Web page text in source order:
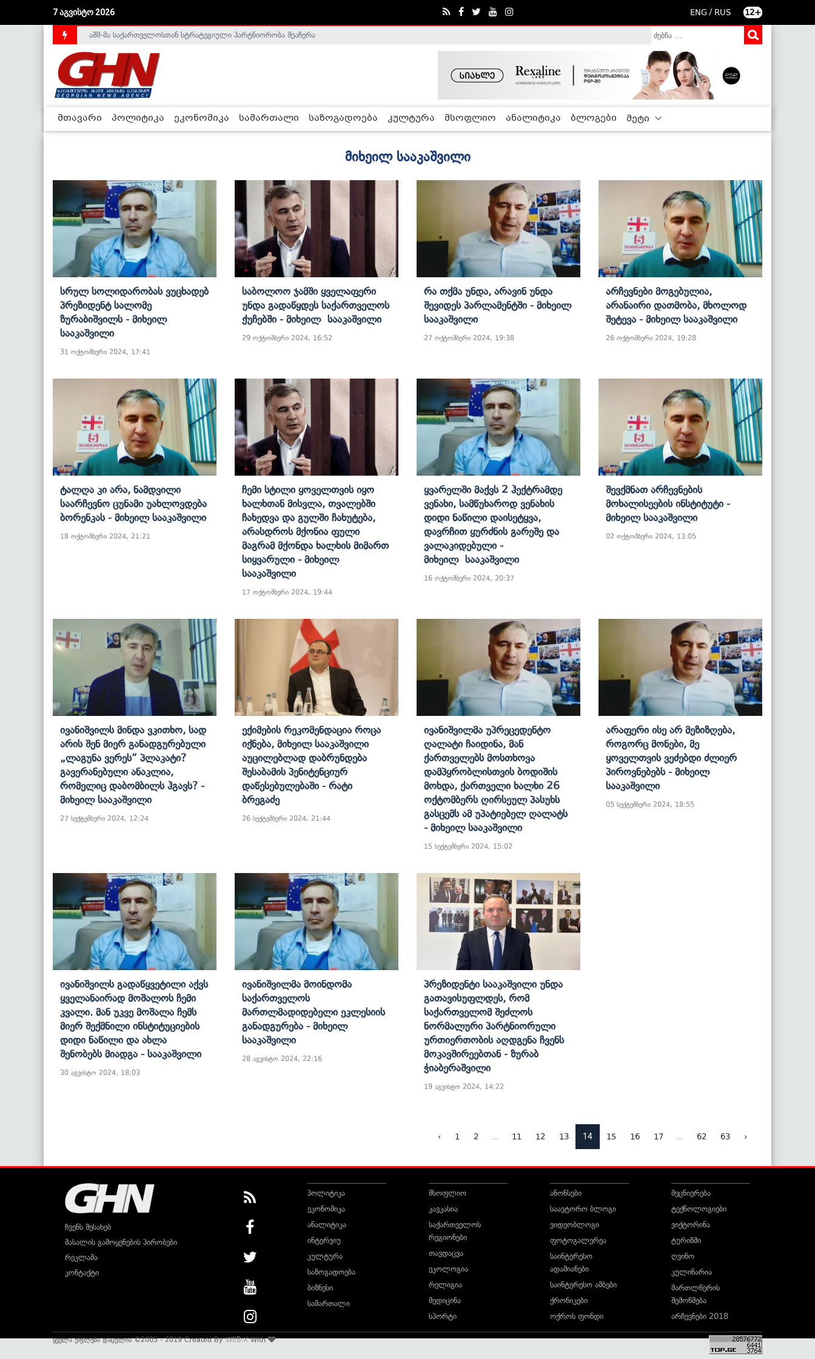
7 აგვისტო 2026 ENG / RUS 12+
საქართველოს დე-ფაქტო მთავრობა არალეგიტიმურია - ჰელსინკის კომისია
აშშ-მა საქართველოსთან სტრატეგიული პარტნიორობა შეაჩერა
მთავარი პოლიტიკა ეკონომიკა სამართალი საზოგადოება კულტურა მსოფლიო ანალიტიკა ბლოგები მეტი
მიხეილ სააკაშვილი
Სრულ Სოლიდარობას Ვუცხადებ
Პრეზიდენტ Სალომე
Ზურაბიშვილს - Მიხეილ
Სააკაშვილი
31 ოქტომბერი 2024, 17:41
Საბოლოო Ჯამში Ყველაფერი
Უნდა Გადაწყდეს Საქართველოს
Ქუჩებში - Მიხეილ Სააკაშვილი
29 ოქტომბერი 2024, 16:52
Რა Თქმა Უნდა, Არავინ Უნდა
Შევიდეს Პარლამენტში - Მიხეილ
Სააკაშვილი
27 ოქტომბერი 2024, 19:38
Არჩევნები Მოგებულია,
Არანაირი Დათმობა, Მხოლოდ
Შეტევა - Მიხეილ Სააკაშვილი
26 ოქტომბერი 2024, 19:28
Ტალღა Კი Არა, Ნამდვილი
Საარჩევნო Ცუნამი Უახლოვდება
Ბორენკას - Მიხეილ Სააკაშვილი
18 ოქტომბერი 2024, 21:21
Ჩემი Სტილი Ყოველთვის Იყო
Ხალხთან Მისვლა, Თვალებში
Ჩახედვა Და Გულში Ჩახუტება,
Არასდროს Მქონია Ფული
Მაგრამ Მქონდა Ხალხის Მიმართ
Სიყვარული - Მიხეილ
Სააკაშვილი
17 ოქტომბერი 2024, 19:44
Ყვარელში Მაქვს 2 Ჰექტრამდე
Ვენახი, Სამწუხაროდ Ვენახის
Დიდი Ნაწილი Დაისეტყვა,
Დავრჩით Ყურძნის Გარეშე Და
Ვალაკიდებული -
Მიხეილ Სააკაშვილი
16 ოქტომბერი 2024, 20:37
Შევქმნათ Არჩევნების
Მოხალისეების Ინსტიტუტი -
Მიხეილ Სააკაშვილი
02 ოქტომბერი 2024, 13:05
Ივანიშვილს Მინდა Ვკითხო, Სად
Არის Შენ Მიერ Განადგურებული
„ლაგუნა Ვერეს“ Პლაკატი?
Გავერანებული Ანაკლია,
Რომელიც Დაბომბილს Ჰგავს? -
Მიხეილ Სააკაშვილი
27 სექტემბერი 2024, 12:24
Ექიმების Რეკომენდაცია Როცა
Იქნება, Მიხეილ Სააკაშვილი
Აუცილებლად Დაბრუნდება
Შესაბამის Პენიტენციურ
Დაწესებულებაში - Რატი
Ბრეგაძე
26 სექტემბერი 2024, 21:44
Ივანიშვილმა Უპრეცედენტო
Ღალატი Ჩაიდინა, Მან
Ქართველებს Მოსთხოვა
Დამპყრობლისთვის Ბოდიშის
Მოხდა, Ქართველი Ხალხი 26
Ოქტომბერს Ღირსეულ Პასუხს
Გასცემს Ამ Უპატიებელ Ღალატს
- Მიხეილ Სააკაშვილი
15 სექტემბერი 2024, 15:02
Არაფერი Ისე Არ Მეზიზღება,
Როგორც Მონები, Მე
Ყოველთვის Ვეძებდი Ძლიერ
Პიროვნებებს - Მიხეილ
Სააკაშვილი
05 სექტემბერი 2024, 18:55
Ივანიშვილს Გადაწყვეტილი Აქვს
Ყველანაირად Მოშალოს Ჩემი
Კვალი. Მან Უკვე Მოშალა Ჩემს
Მიერ Შექმნილი Ინსტიტუციების
Დიდი Ნაწილი Და Ახლა
Შენობებს Მიადგა - Სააკაშვილი
30 აგვისტო 2024, 18:03
Ივანიშვილმა Მოინდომა
Საქართველოს
Მართლმადიდებელი Ეკლესიის
Განადგურება - Მიხეილ
Სააკაშვილი
28 აგვისტო 2024, 22:16
Პრეზიდენტი Სააკაშვილი Უნდა
Გათავისუფლდეს, Რომ
Საქართველომ Შეძლოს
Ნორმალური Პარტნიორული
Ურთიერთობის Აღდგენა Ჩვენს
Მოკავშირეებთან - Ზურაბ
Ჭიაბერაშვილი
19 აგვისტო 2024, 14:22
‹ 1 2 11 12 13 14 15 16 17 62 63 ›
ჩვენს შესახებ
მასალის გამოყენების პირობები
რეკლამა
კონტაქტი
პოლიტიკა
ეკონომიკა
ანალიტიკა
ინტერვიუ
კულტურა
საზოგადოება
ბიზნესი
სამართალი
მსოფლიო
კავკასია
საქართველოს
რეგიონები
თავდაცვა
ეკოლოგია
რელიგია
მედიცინა
სპორტი
ანონსები
საავტორო ბლოგი
ვიდეობლოგი
ფოტოგალერეა
საინტერესო
ადამიანები
საინტერესო ამბები
ქრონიკები
ოქროს ფონდი
მეცნიერება
ტექნოლოგიები
ვიქტორინა
ტურიზმი
ღვინო
კულინარია
მართლწერის
შემოწმება
არჩევნები 2018
ყველა უფლება დაცულია ©2005 - 2019 Created ByWEB-XWith